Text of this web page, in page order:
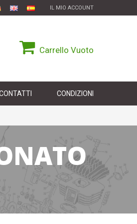
IL MIO ACCOUNT
Carrello Vuoto
CONDIZIONI